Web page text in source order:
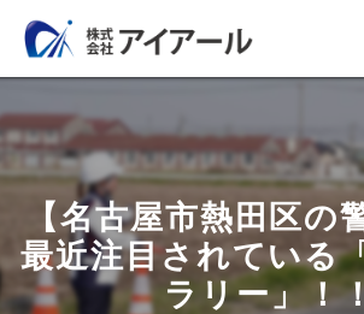
【名古屋市熱田区の
最近注目されている
ラリー」！！